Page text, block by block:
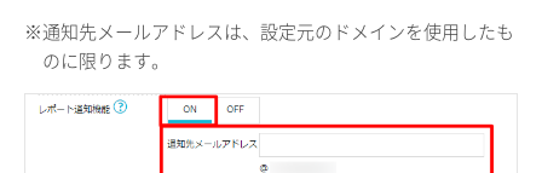
※通知先メールアドレスは、設定元のドメインを使用したも
のに限ります。